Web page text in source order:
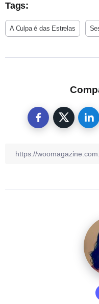
Tags:
A Culpa é das Estrelas